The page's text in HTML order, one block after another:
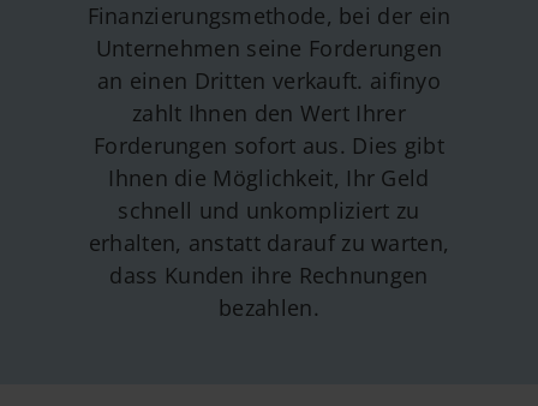
Finanzierungsmethode, bei der ein
Unternehmen seine Forderungen
an einen Dritten verkauft. aifinyo
zahlt Ihnen den Wert Ihrer
Forderungen sofort aus. Dies gibt
Ihnen die Möglichkeit, Ihr Geld
schnell und unkompliziert zu
erhalten, anstatt darauf zu warten,
dass Kunden ihre Rechnungen
bezahlen.